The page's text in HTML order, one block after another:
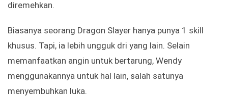
diremehkan.
Biasanya seorang Dragon Slayer hanya punya 1 skill
khusus. Tapi, ia lebih ungguk dri yang lain. Selain
memanfaatkan angin untuk bertarung, Wendy
menggunakannya untuk hal lain, salah satunya
menyembuhkan luka.